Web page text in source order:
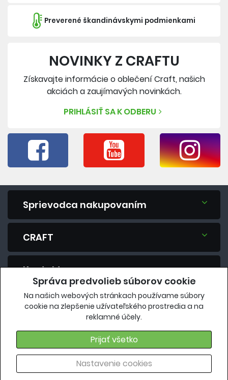
Správa predvolieb súborov cookie
Na našich webových stránkach používame súbory
cookie na zlepšenie užívateľského prostredia a na
reklamné účely.
Prijať všetko
Nastavenie cookies
Preverené škandinávskymi podmienkami
NOVINKY Z CRAFTU
Získavajte informácie o oblečení Craft, našich
akciách a zaujímavých novinkách.
PRIHLÁSIŤ SA K ODBERU
Sprievodca nakupovaním
CRAFT
Kontakt
Máte otázku? Spýtajte sa nás.
eshop@vavrys.sk
+421 911 454 422
Copyright 2018. Všetky práva vyhradené |